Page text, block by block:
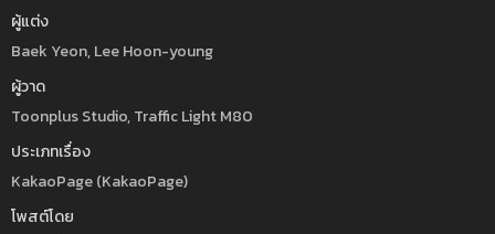
ผู้แต่ง
Baek Yeon, Lee Hoon-young
ผู้วาด
Toonplus Studio, Traffic Light M80
ประเภทเรื่อง
KakaoPage (KakaoPage)
โพสต์โดย